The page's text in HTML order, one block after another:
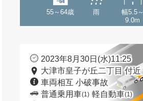
55～64歳 雨
幅5.5～
9.0m
2023年8月30日(水)11:25
大津市皇子が丘二丁目 付近
車両相互 小破事故
普通乗用車(1) 軽自動車(1)